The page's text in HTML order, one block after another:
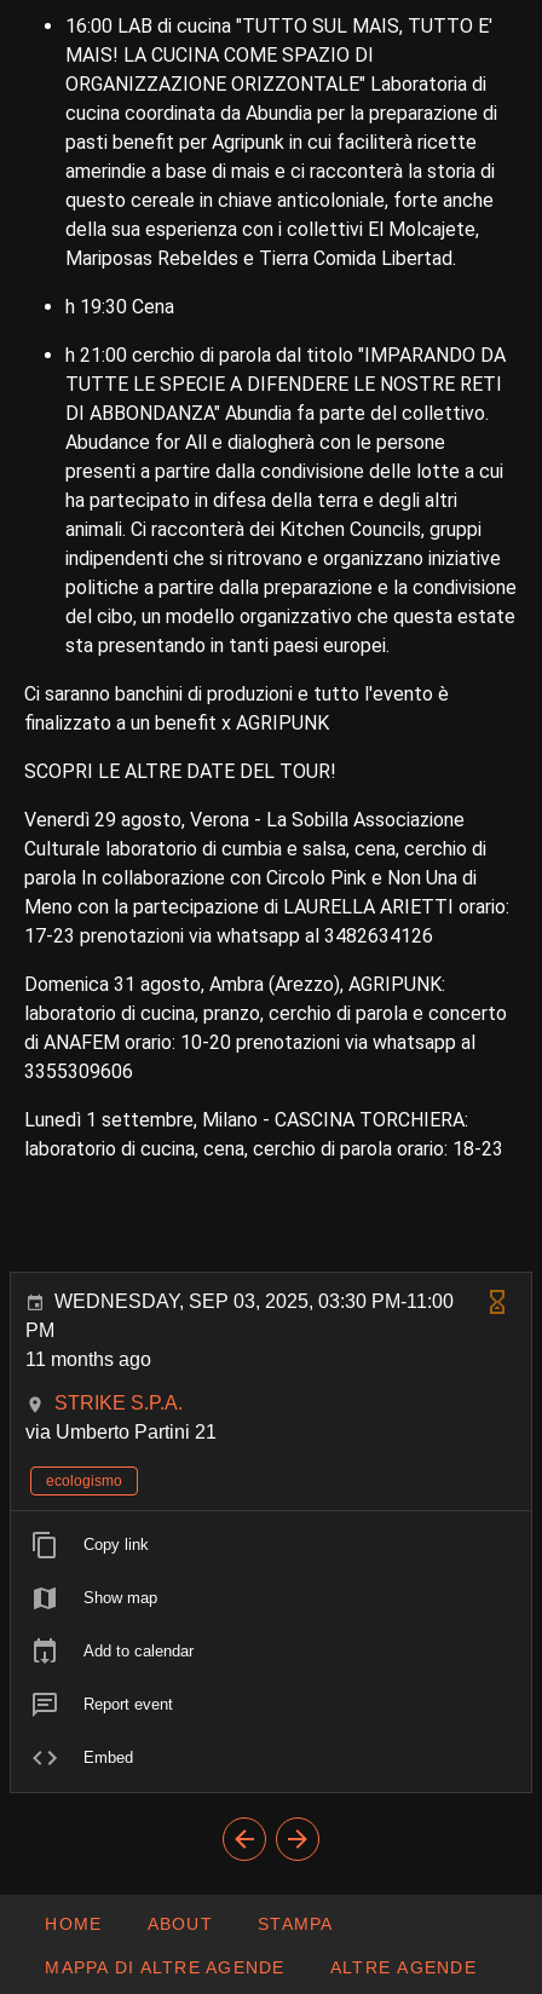
16:00 LAB di cucina "TUTTO SUL MAIS, TUTTO E'
MAIS! LA CUCINA COME SPAZIO DI
ORGANIZZAZIONE ORIZZONTALE" Laboratoria di
cucina coordinata da Abundia per la preparazione di
pasti benefit per Agripunk in cui faciliterà ricette
amerindie a base di mais e ci racconterà la storia di
questo cereale in chiave anticoloniale, forte anche
della sua esperienza con i collettivi El Molcajete,
Mariposas Rebeldes e Tierra Comida Libertad.
h 19:30 Cena
h 21:00 cerchio di parola dal titolo "IMPARANDO DA
TUTTE LE SPECIE A DIFENDERE LE NOSTRE RETI
DI ABBONDANZA" Abundia fa parte del collettivo.
Abudance for All e dialogherà con le persone
presenti a partire dalla condivisione delle lotte a cui
ha partecipato in difesa della terra e degli altri
animali. Ci racconterà dei Kitchen Councils, gruppi
indipendenti che si ritrovano e organizzano iniziative
politiche a partire dalla preparazione e la condivisione
del cibo, un modello organizzativo che questa estate
sta presentando in tanti paesi europei.
Ci saranno banchini di produzioni e tutto l'evento è
finalizzato a un benefit x AGRIPUNK
SCOPRI LE ALTRE DATE DEL TOUR!
Venerdì 29 agosto, Verona - La Sobilla Associazione
Culturale laboratorio di cumbia e salsa, cena, cerchio di
parola In collaborazione con Circolo Pink e Non Una di
Meno con la partecipazione di LAURELLA ARIETTI orario:
17-23 prenotazioni via whatsapp al 3482634126
Domenica 31 agosto, Ambra (Arezzo), AGRIPUNK:
laboratorio di cucina, pranzo, cerchio di parola e concerto
di ANAFEM orario: 10-20 prenotazioni via whatsapp al
3355309606
Lunedì 1 settembre, Milano - CASCINA TORCHIERA:
laboratorio di cucina, cena, cerchio di parola orario: 18-23
WEDNESDAY, SEP 03, 2025, 03:30 PM-11:00
PM
11 months ago
STRIKE S.P.A.
via Umberto Partini 21
ecologismo
Copy link
Show map
Add to calendar
Report event
Embed
HOME ABOUT STAMPA
MAPPA DI ALTRE AGENDE ALTRE AGENDE